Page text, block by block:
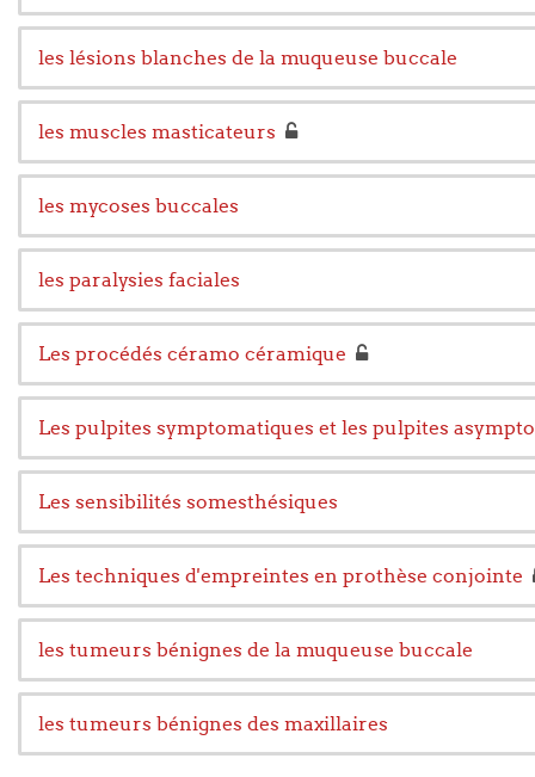
les lésions blanches de la muqueuse buccale
les muscles masticateurs
les mycoses buccales
les paralysies faciales
Les procédés céramo céramique
Les pulpites symptomatiques et les pulpites
Les sensibilités somesthésiques
Les techniques d'empreintes en prothèse conjointe
les tumeurs bénignes de la muqueuse buccale
les tumeurs bénignes des maxillaires